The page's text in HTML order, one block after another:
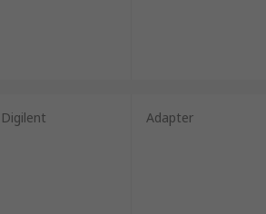
Digilent Adapter